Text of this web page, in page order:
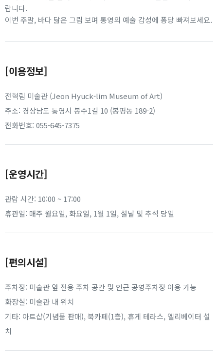
랍니다.
이번 주말, 바다 닮은 그림 보며 통영의 예술 감성에 퐁당 빠져보세요.
[이용정보]
전혁림 미술관 (Jeon Hyuck-lim Museum of Art)
주소: 경상남도 통영시 봉수1길 10 (봉평동 189-2)
전화번호: 055-645-7375
[운영시간]
관람 시간: 10:00 ~ 17:00
휴관일: 매주 월요일, 화요일, 1월 1일, 설날 및 추석 당일
[편의시설]
주차장: 미술관 앞 전용 주차 공간 및 인근 공영주차장 이용 가능
화장실: 미술관 내 위치
기타: 아트샵(기념품 판매), 북카페(1층), 휴게 테라스, 엘리베이터 설
치